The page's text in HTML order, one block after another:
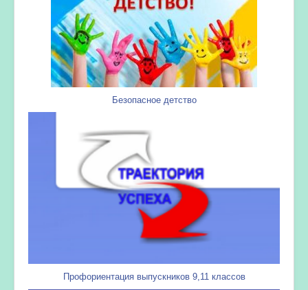
Безопасное детство
Профориентация выпускников 9,11 классов